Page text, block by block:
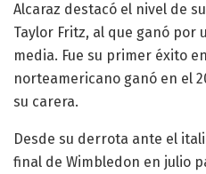
Alcaraz destacó el nivel de
Taylor Fritz, al que ganó por
media. Fue su primer éxito
norteamericano ganó en el
su carera.
Desde su derrota ante el
final de Wimbledon en julio